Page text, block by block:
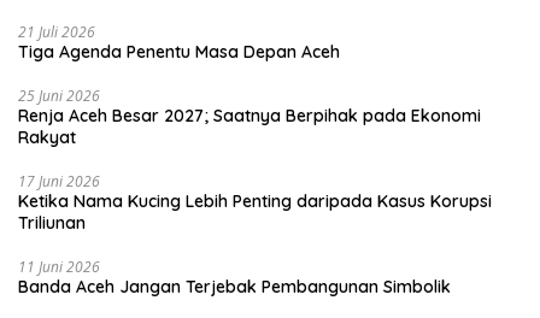
21 Juli 2026
Tiga Agenda Penentu Masa Depan Aceh
25 Juni 2026
Renja Aceh Besar 2027; Saatnya Berpihak pada Ekonomi
Rakyat
17 Juni 2026
Ketika Nama Kucing Lebih Penting daripada Kasus Korupsi
Triliunan
11 Juni 2026
Banda Aceh Jangan Terjebak Pembangunan Simbolik